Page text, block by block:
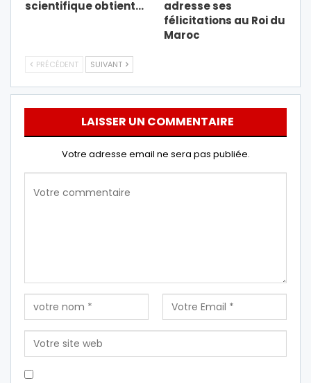
scientifique obtient…
adresse ses
félicitations au Roi du
Maroc
PRÉCÉDENT SUIVANT
LAISSER UN COMMENTAIRE
Votre adresse email ne sera pas publiée.